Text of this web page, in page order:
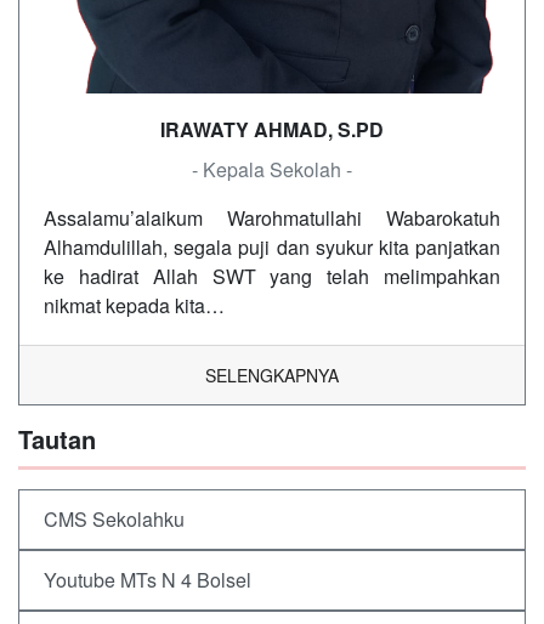
IRAWATY AHMAD, S.PD
- Kepala Sekolah -
Assalamu’alaikum Warohmatullahi Wabarokatuh
Alhamdulillah, segala puji dan syukur kita panjatkan
ke hadirat Allah SWT yang telah melimpahkan
nikmat kepada kita…
SELENGKAPNYA
Tautan
CMS Sekolahku
Youtube MTs N 4 Bolsel